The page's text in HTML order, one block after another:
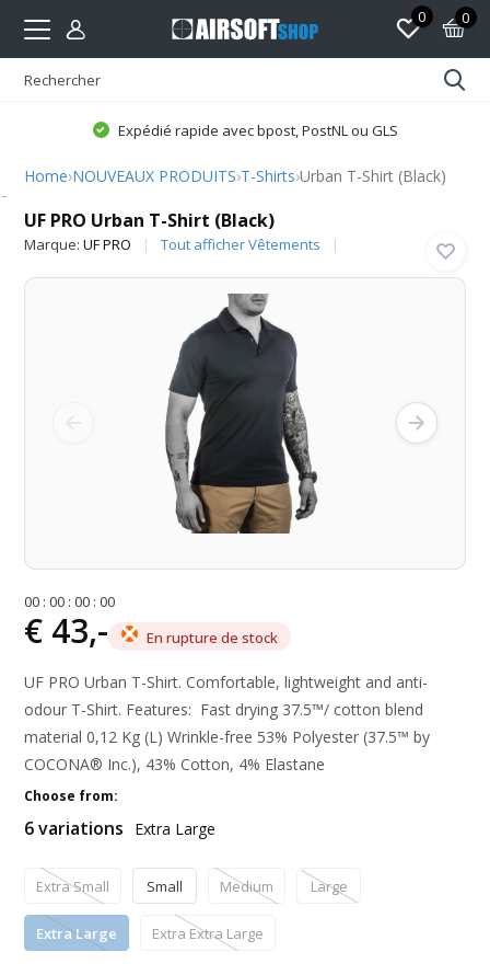
0 0
Expédié rapide avec bpost, PostNL ou GLS
Home›NOUVEAUX PRODUITS›T-Shirts›Urban T-Shirt (Black)
UF PRO Urban T-Shirt (Black)
Marque:UF PRO Tout afficher Vêtements
00 :00 :00 :00
€ 43,- En rupture de stock
UF PRO Urban T-Shirt. Comfortable, lightweight and anti-
odour T-Shirt. Features: Fast drying 37.5™/ cotton blend
material 0,12 Kg (L) Wrinkle-free 53% Polyester (37.5™ by
COCONA® Inc.), 43% Cotton, 4% Elastane
Choose from:
6 variations Extra Large
Extra Small Small Medium Large
Extra Large Extra Extra Large